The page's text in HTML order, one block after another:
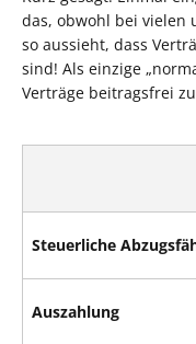
das, obwohl bei vielen
so aussieht, dass
sind! Als einzige
Verträge beitragsfrei
Steuerliche
Auszahlung